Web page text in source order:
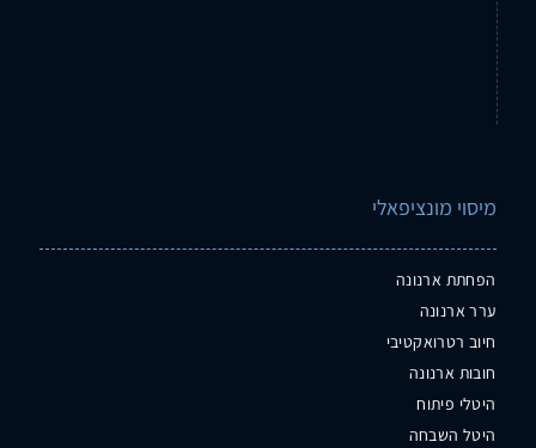
מיסוי מונציפאלי
הפחתת ארנונה
ערר ארנונה
חיוב רטרואקטיבי
חובות ארנונה
היטלי פיתוח
היטל השבחה